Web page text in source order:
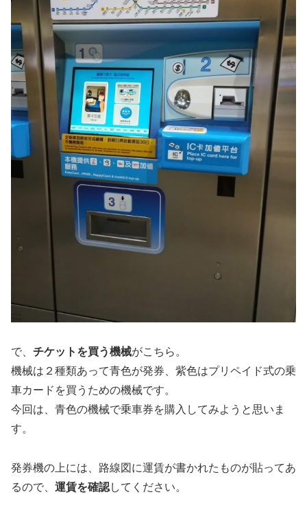
で、 チケットを買う機械がこちら。
機械は２種類あって青色が発券、紫色はプリペイド式の乗
車カードを買うための機械です。
今回は、青色の機械で乗車券を購入してみようと思いま
す。
発券機の上には、路線図に運賃が書かれたものが貼ってあ
るので、 運賃を確認してください。